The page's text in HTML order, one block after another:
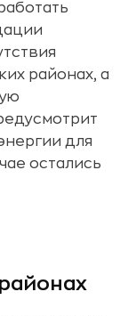
районах, а
для
остались